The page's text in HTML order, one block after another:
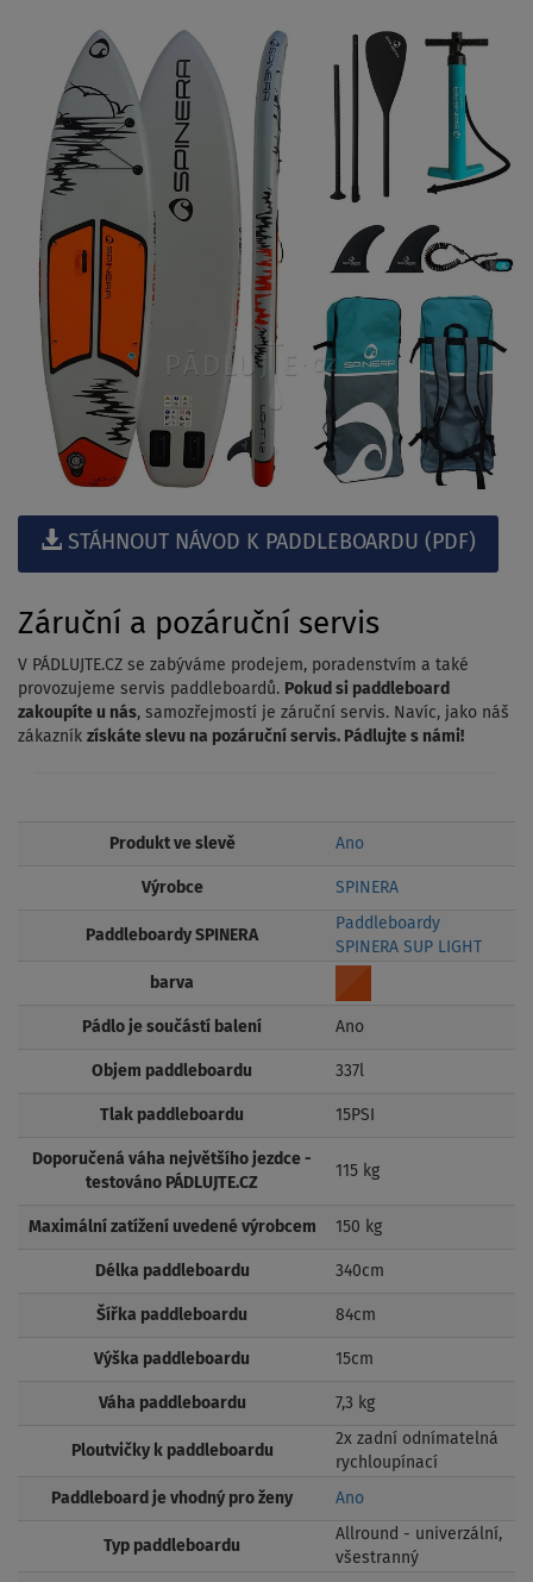
STÁHNOUT NÁVOD K PADDLEBOARDU (PDF)
Záruční a pozáruční servis
V PÁDLUJTE.CZ se zabýváme prodejem, poradenstvím a také
provozujeme servis paddleboardů. Pokud si paddleboard
zakoupíte u nás, samozřejmostí je záruční servis. Navíc, jako náš
zákazník získáte slevu na pozáruční servis. Pádlujte s námi!
Produkt ve slevě Ano
Výrobce SPINERA
Paddleboardy SPINERA
Paddleboardy
SPINERA SUP LIGHT
barva
Pádlo je součástí balení Ano
Objem paddleboardu 337l
Tlak paddleboardu 15PSI
Doporučená váha největšího jezdce -
testováno PÁDLUJTE.CZ
115 kg
Maximální zatížení uvedené výrobcem 150 kg
Délka paddleboardu 340cm
Šířka paddleboardu 84cm
Výška paddleboardu 15cm
Váha paddleboardu 7,3 kg
Ploutvičky k paddleboardu
2x zadní odnímatelná
rychloupínací
Paddleboard je vhodný pro ženy Ano
Typ paddleboardu
Allround - univerzální,
všestranný